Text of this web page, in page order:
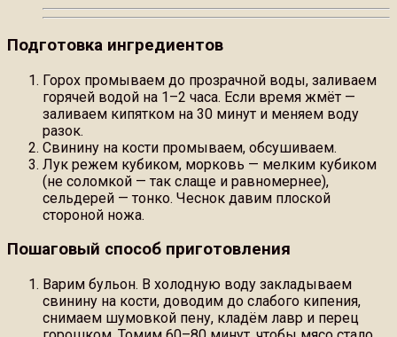
Подготовка ингредиентов
Горох промываем до прозрачной воды, заливаем
горячей водой на 1–2 часа. Если время жмёт —
заливаем кипятком на 30 минут и меняем воду
разок.
Свинину на кости промываем, обсушиваем.
Лук режем кубиком, морковь — мелким кубиком
(не соломкой — так слаще и равномернее),
сельдерей — тонко. Чеснок давим плоской
стороной ножа.
Пошаговый способ приготовления
Варим бульон. В холодную воду закладываем
свинину на кости, доводим до слабого кипения,
снимаем шумовкой пену, кладём лавр и перец